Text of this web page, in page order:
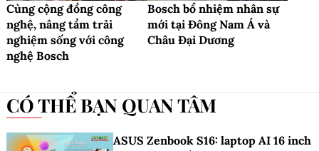
Cùng cộng đồng công
nghệ, nâng tầm trải
nghiệm sống với công
nghệ Bosch
Bosch bổ nhiệm nhân sự
mới tại Đông Nam Á và
Châu Đại Dương
CÓ THỂ BẠN QUAN TÂM
ASUS Zenbook S16: laptop AI 16 inch